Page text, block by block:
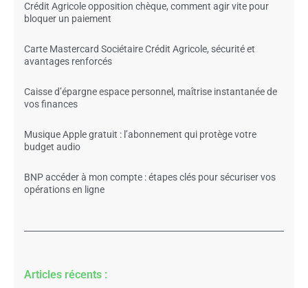
Crédit Agricole opposition chèque, comment agir vite pour
bloquer un paiement
Carte Mastercard Sociétaire Crédit Agricole, sécurité et
avantages renforcés
Caisse d’épargne espace personnel, maîtrise instantanée de
vos finances
Musique Apple gratuit : l’abonnement qui protège votre
budget audio
BNP accéder à mon compte : étapes clés pour sécuriser vos
opérations en ligne
Articles récents :